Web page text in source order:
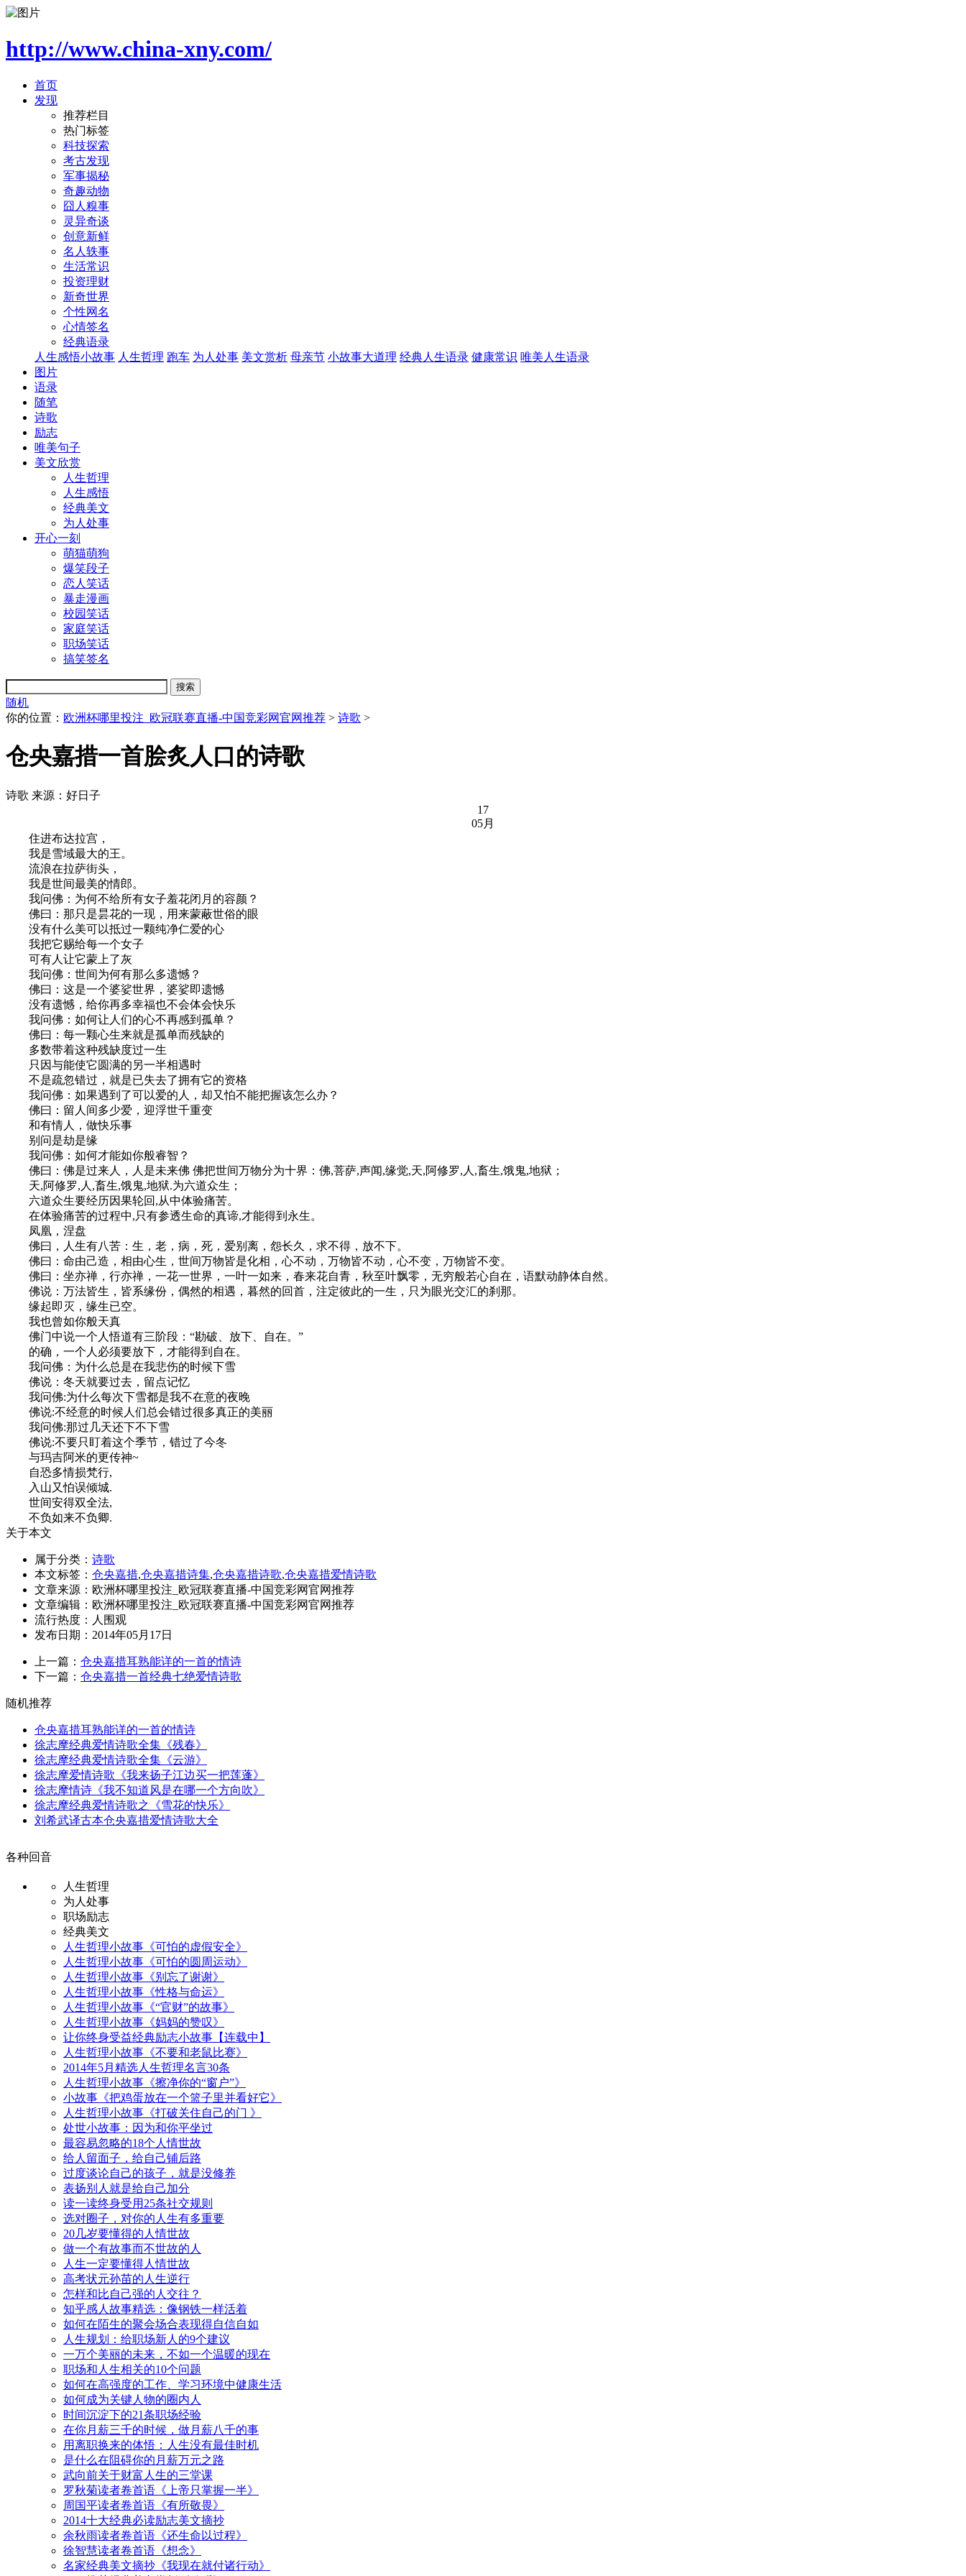
http://www.china-xny.com/
首页
发现
推荐栏目
热门标签
科技探索
考古发现
军事揭秘
奇趣动物
囧人糗事
灵异奇谈
创意新鲜
名人轶事
生活常识
投资理财
新奇世界
个性网名
心情签名
经典语录
人生感悟小故事 人生哲理 跑车 为人处事 美文赏析 母亲节 小故事大道理 经典人生语录 健康常识 唯美人生语录
图片
语录
随笔
诗歌
励志
唯美句子
美文欣赏
人生哲理
人生感悟
经典美文
为人处事
开心一刻
萌猫萌狗
爆笑段子
恋人笑话
暴走漫画
校园笑话
家庭笑话
职场笑话
搞笑签名
随机
你的位置： 欧洲杯哪里投注_欧冠联赛直播-中国竞彩网官网推荐 > 诗歌 >
仓央嘉措一首脍炙人口的诗歌
诗歌 来源：好日子
17
05月
住进布达拉宫，
我是雪域最大的王。
流浪在拉萨街头，
我是世间最美的情郎。
我问佛：为何不给所有女子羞花闭月的容颜？
佛曰：那只是昙花的一现，用来蒙蔽世俗的眼
没有什么美可以抵过一颗纯净仁爱的心
我把它赐给每一个女子
可有人让它蒙上了灰
我问佛：世间为何有那么多遗憾？
佛曰：这是一个婆娑世界，婆娑即遗憾
没有遗憾，给你再多幸福也不会体会快乐
我问佛：如何让人们的心不再感到孤单？
佛曰：每一颗心生来就是孤单而残缺的
多数带着这种残缺度过一生
只因与能使它圆满的另一半相遇时
不是疏忽错过，就是已失去了拥有它的资格
我问佛：如果遇到了可以爱的人，却又怕不能把握该怎么办？
佛曰：留人间多少爱，迎浮世千重变
和有情人，做快乐事
别问是劫是缘
我问佛：如何才能如你般睿智？
佛曰：佛是过来人，人是未来佛 佛把世间万物分为十界：佛,菩萨,声闻,缘觉,天,阿修罗,人,畜生,饿鬼,地狱；
天,阿修罗,人,畜生,饿鬼,地狱.为六道众生；
六道众生要经历因果轮回,从中体验痛苦。
在体验痛苦的过程中,只有参透生命的真谛,才能得到永生。
凤凰，涅盘
佛曰，人生有八苦：生，老，病，死，爱别离，怨长久，求不得，放不下。
佛曰：命由己造，相由心生，世间万物皆是化相，心不动，万物皆不动，心不变，万物皆不变。
佛曰：坐亦禅，行亦禅，一花一世界，一叶一如来，春来花自青，秋至叶飘零，无穷般若心自在，语默动静体自然。
佛说：万法皆生，皆系缘份，偶然的相遇，暮然的回首，注定彼此的一生，只为眼光交汇的刹那。
缘起即灭，缘生已空。
我也曾如你般天真
佛门中说一个人悟道有三阶段：“勘破、放下、自在。”
的确，一个人必须要放下，才能得到自在。
我问佛：为什么总是在我悲伤的时候下雪
佛说：冬天就要过去，留点记忆
我问佛:为什么每次下雪都是我不在意的夜晚
佛说:不经意的时候人们总会错过很多真正的美丽
我问佛:那过几天还下不下雪
佛说:不要只盯着这个季节，错过了今冬
与玛吉阿米的更传神~
自恐多情损梵行,
入山又怕误倾城.
世间安得双全法,
不负如来不负卿.
关于本文
属于分类： 诗歌
本文标签： 仓央嘉措,仓央嘉措诗集,仓央嘉措诗歌,仓央嘉措爱情诗歌
文章来源：欧洲杯哪里投注_欧冠联赛直播-中国竞彩网官网推荐
文章编辑：欧洲杯哪里投注_欧冠联赛直播-中国竞彩网官网推荐
流行热度： 人围观
发布日期：2014年05月17日
上一篇： 仓央嘉措耳熟能详的一首的情诗
下一篇： 仓央嘉措一首经典七绝爱情诗歌
随机推荐
仓央嘉措耳熟能详的一首的情诗
徐志摩经典爱情诗歌全集《残春》
徐志摩经典爱情诗歌全集《云游》
徐志摩爱情诗歌《我来扬子江边买一把莲蓬》
徐志摩情诗《我不知道风是在哪一个方向吹》
徐志摩经典爱情诗歌之《雪花的快乐》
刘希武译古本仓央嘉措爱情诗歌大全
各种回音
人生哲理
为人处事
职场励志
经典美文
人生哲理小故事《可怕的虚假安全》
人生哲理小故事《可怕的圆周运动》
人生哲理小故事《别忘了谢谢》
人生哲理小故事《性格与命运》
人生哲理小故事《“官财”的故事》
人生哲理小故事《妈妈的赞叹》
让你终身受益经典励志小故事【连载中】
人生哲理小故事《不要和老鼠比赛》
2014年5月精选人生哲理名言30条
人生哲理小故事《擦净你的“窗户”》
小故事《把鸡蛋放在一个篮子里并看好它》
人生哲理小故事《打破关住自己的门 》
处世小故事：因为和你平坐过
最容易忽略的18个人情世故
给人留面子，给自己铺后路
过度谈论自己的孩子，就是没修养
表扬别人就是给自己加分
读一读终身受用25条社交规则
选对圈子，对你的人生有多重要
20几岁要懂得的人情世故
做一个有故事而不世故的人
人生一定要懂得人情世故
高考状元孙苗的人生逆行
怎样和比自己强的人交往？
知乎感人故事精选：像钢铁一样活着
如何在陌生的聚会场合表现得自信自如
人生规划：给职场新人的9个建议
一万个美丽的未来，不如一个温暖的现在
职场和人生相关的10个问题
如何在高强度的工作、学习环境中健康生活
如何成为关键人物的圈内人
时间沉淀下的21条职场经验
在你月薪三千的时候，做月薪八千的事
用离职换来的体悟：人生没有最佳时机
是什么在阻碍你的月薪万元之路
武向前关于财富人生的三堂课
罗秋菊读者卷首语《上帝只掌握一半》
周国平读者卷首语《有所敬畏》
2014十大经典必读励志美文摘抄
余秋雨读者卷首语《还生命以过程》
徐智慧读者卷首语《想念》
名家经典美文摘抄《我现在就付诸行动》